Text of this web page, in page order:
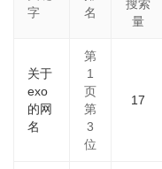
字
名
搜索
量
关于
exo
的网
名
第
1
页
第
3
位
17